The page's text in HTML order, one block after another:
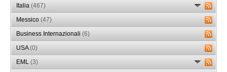
Italia (467)
Messico (47)
Business Internazionali (6)
USA(0)
EML (3)